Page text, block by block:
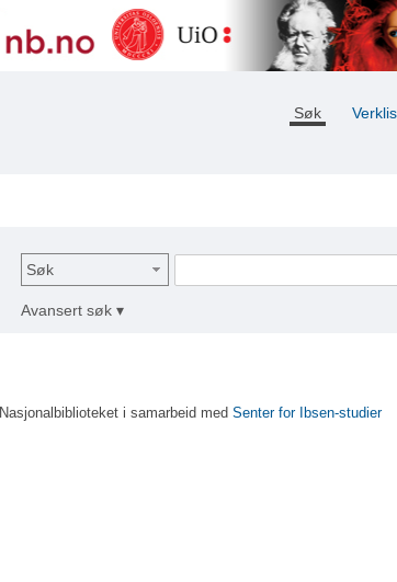
Søk
Søk
Avansert søk ▾
Nasjonalbiblioteket i samarbeid med Senter for Ibsen-studier